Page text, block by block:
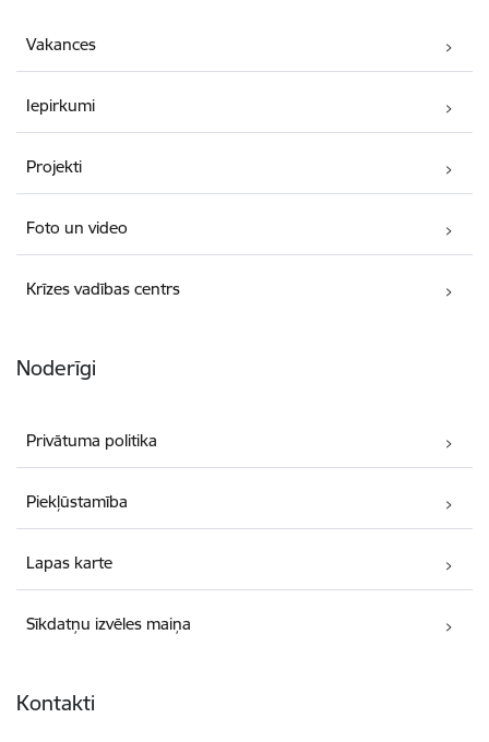
Vakances
Iepirkumi
Projekti
Foto un video
Krīzes vadības centrs
Noderīgi
Privātuma politika
Piekļūstamība
Lapas karte
Sīkdatņu izvēles maiņa
Kontakti